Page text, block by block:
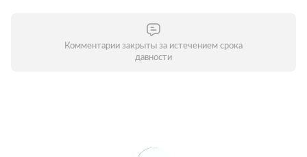
Комментарии закрыты за истечением срока
давности